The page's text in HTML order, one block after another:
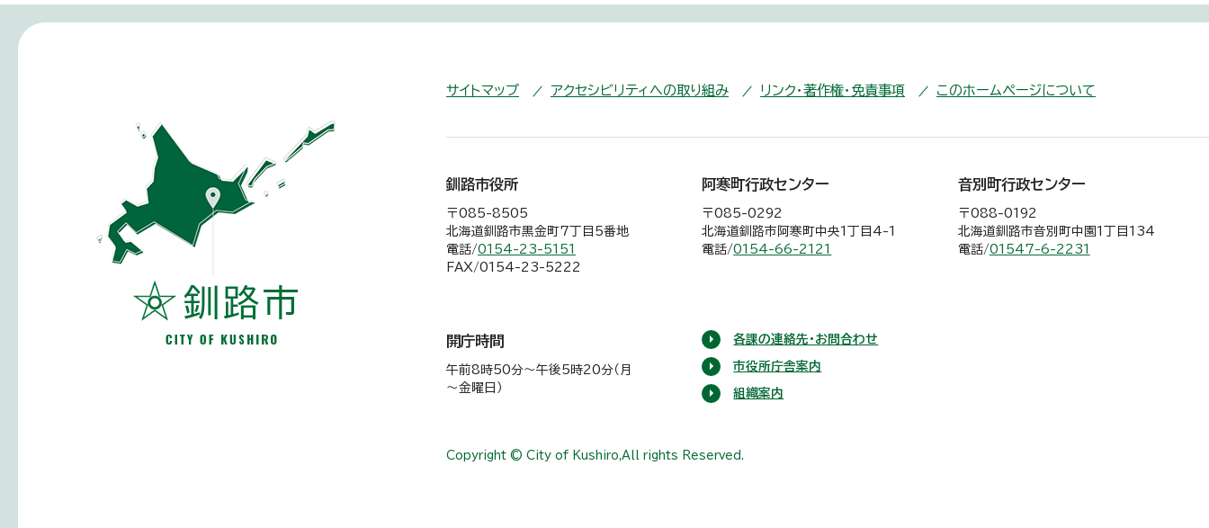
サイトマップ アクセシビリティへの取り組み リンク・著作権・免責事項 このホームページについて
釧路市役所
〒085-8505
北海道釧路市黒金町7丁目5番地
電話/0154-23-5151
FAX/0154-23-5222
阿寒町行政センター
〒085-0292
北海道釧路市阿寒町中央1丁目4-1
電話/0154-66-2121
音別町行政センター
〒088-0192
北海道釧路市音別町中園1丁目134
電話/01547-6-2231
開庁時間
午前8時50分～午後5時20分（月
～金曜日）
各課の連絡先・お問合わせ
市役所庁舎案内
組織案内
Copyright © City of Kushiro,All rights Reserved.